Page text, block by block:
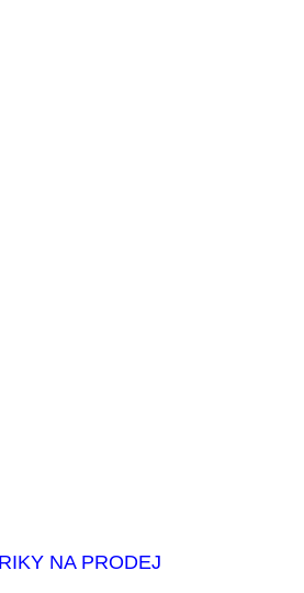
NA PRODEJ